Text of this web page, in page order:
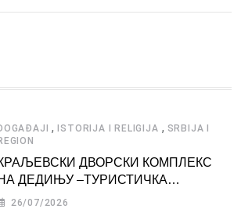
,ISTORIJA I RELIGIJA , SRBIJA I
ДВОРСКИ КОМПЛЕКС
ДЕДИЊУ –ТУРИСТИЧКА
26/07/2026